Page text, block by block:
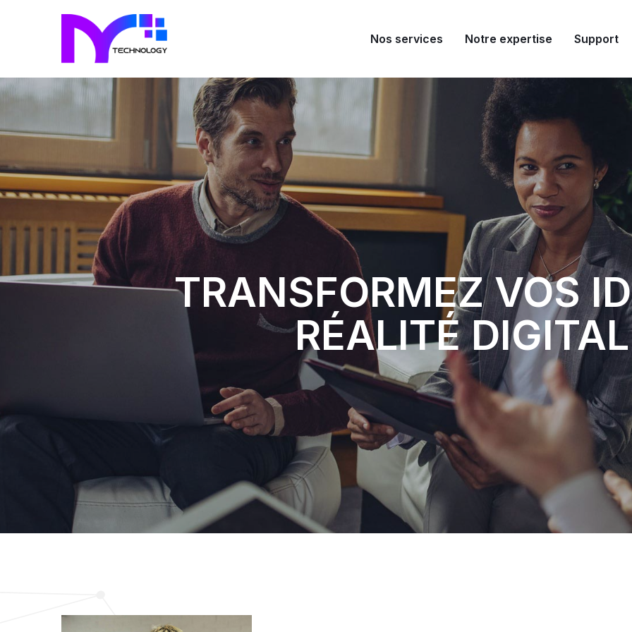
Nos services Notre expertise Support
TRANSFORMEZ VOS
RÉALITÉ